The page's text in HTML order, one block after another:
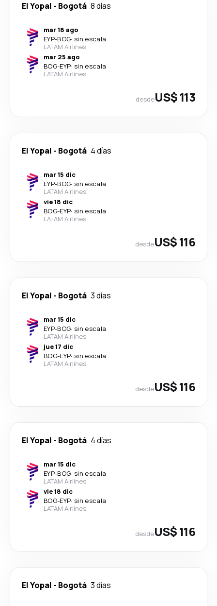
El Yopal - Bogotá 8 días
mar 18 ago
EYP-BOG· sin escala
LATAM Airlines
mar 25 ago
BOG-EYP· sin escala
LATAM Airlines
desdeUS$ 113
El Yopal - Bogotá 4 días
mar 15 dic
EYP-BOG· sin escala
LATAM Airlines
vie 18 dic
BOG-EYP· sin escala
LATAM Airlines
desdeUS$ 116
El Yopal - Bogotá 3 días
mar 15 dic
EYP-BOG· sin escala
LATAM Airlines
jue 17 dic
BOG-EYP· sin escala
LATAM Airlines
desdeUS$ 116
El Yopal - Bogotá 4 días
mar 15 dic
EYP-BOG· sin escala
LATAM Airlines
vie 18 dic
BOG-EYP· sin escala
LATAM Airlines
desdeUS$ 116
El Yopal - Bogotá 3 días